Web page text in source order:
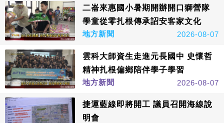
二崙來惠國小暑期開辦開口獅營隊
學童從零扎根傳承詔安客家文化
地方新聞
2026-08-07
雲科大師資生走進元長國中 史懷哲
精神扎根偏鄉陪伴學子學習
地方新聞
2026-08-07
捷運藍線即將開工 議員召開海線說
明會